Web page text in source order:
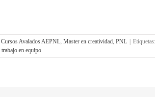
Cursos Avalados AEPNL, Master en creatividad, PNL Etiquetas:
trabajo en equipo